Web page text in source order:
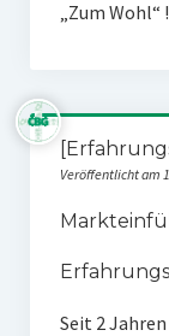
„Zum Wohl“ !
Veröffentlicht am
Seit 2